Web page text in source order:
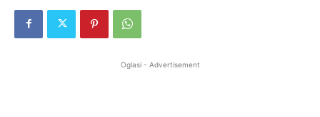
Oglasi - Advertisement